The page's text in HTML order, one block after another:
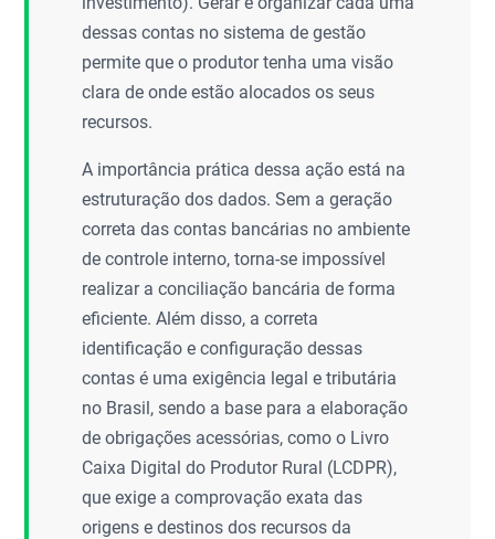
dessas contas no sistema de gestão
permite que o produtor tenha uma visão
clara de onde estão alocados os seus
recursos.
A importância prática dessa ação está na
estruturação dos dados. Sem a geração
correta das contas bancárias no ambiente
de controle interno, torna-se impossível
realizar a conciliação bancária de forma
eficiente. Além disso, a correta
identificação e configuração dessas
contas é uma exigência legal e tributária
no Brasil, sendo a base para a elaboração
de obrigações acessórias, como o Livro
Caixa Digital do Produtor Rural (LCDPR),
que exige a comprovação exata das
origens e destinos dos recursos da